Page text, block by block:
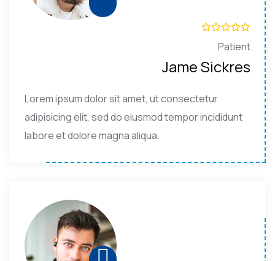
Patient
Jame Sickres
Lorem ipsum dolor sit amet, ut consectetur
adipisicing elit, sed do eiusmod tempor incididunt
labore et dolore magna aliqua.